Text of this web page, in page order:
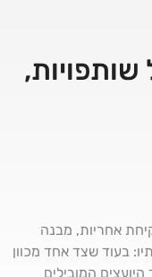
שותפויות,
אחריות, מבנה
בעוד שצד אחד מכוון
המובילים